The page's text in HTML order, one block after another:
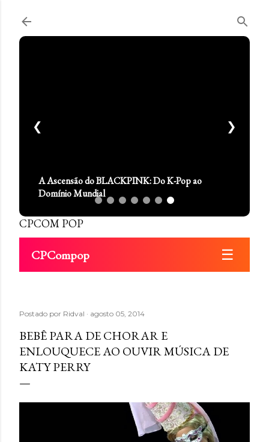
A Ascensão do BLACKPINK: Do K-Pop ao
Domínio Mundial
❮ ❯
CPCOM POP
CPCompop ☰
Postado por Ridval agosto 05, 2014
BEBÊ PARA DE CHORAR E
ENLOUQUECE AO OUVIR MÚSICA DE
KATY PERRY